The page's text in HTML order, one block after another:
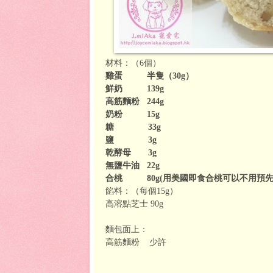
材料：（6個）
雞蛋 半隻（30g）
鮮奶 139g
高筋麵粉 244g
奶粉 15g
糖 33g
鹽 3g
乾酵母 3g
無鹽牛油 22g
合桃 80g(用美國即食合桃可以不用預先
餡料：（每個15g）
高溶點芝士 90g
麵包面上：
高筋麵粉 少許